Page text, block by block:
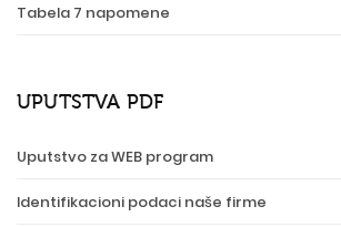
Tabela 7 napomene
UPUTSTVA PDF
Uputstvo za WEB program
Identifikacioni podaci naše firme